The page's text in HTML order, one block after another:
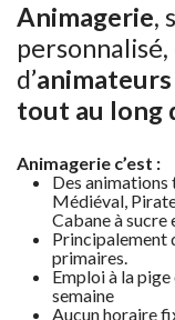
Animagerie,
d’
tout au long
Animagerie c’est :
Des animations
Médiéval,
Cabane à sucre
Principalement
primaires.
Emploi à la
semaine
Aucun horaire